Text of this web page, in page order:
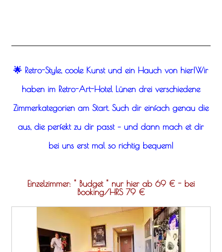
🌟 Retro-Style, coole Kunst und ein Hauch von hier!Wir
haben im Retro-Art-Hotel Lünen drei verschiedene
Zimmerkategorien am Start. Such dir einfach genau die
aus, die perfekt zu dir passt – und dann mach et dir
bei uns erst mal so richtig bequem!
Einzelzimmer: " Budget " nur hier ab 69 € - bei
Booking/HRS 79 €